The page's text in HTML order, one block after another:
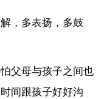
，多表扬，多鼓
父母与孩子之间也
间跟孩子好好沟